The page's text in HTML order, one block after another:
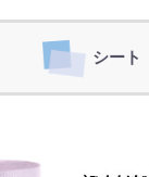
シート